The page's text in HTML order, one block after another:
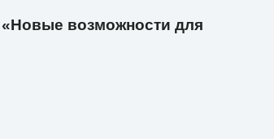
«Новые возможности для